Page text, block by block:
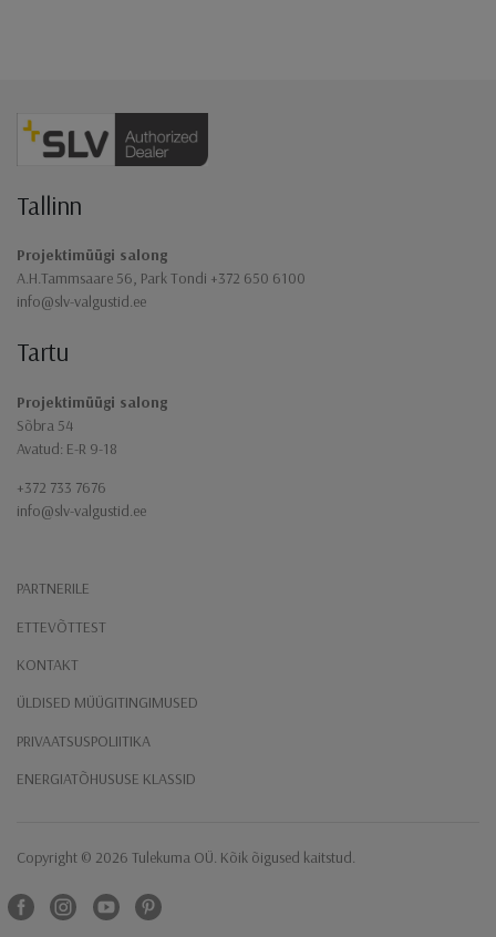
Jaluse navigatsioon
Tallinn
Projektimüügi salong
A.H.Tammsaare 56, Park Tondi +372 650 6100
info@slv-valgustid.ee
Tartu
Projektimüügi salong
Sõbra 54
Avatud: E-R 9-18
+372 733 7676
info@slv-valgustid.ee
PARTNERILE
ETTEVÕTTEST
KONTAKT
ÜLDISED MÜÜGITINGIMUSED
PRIVAATSUSPOLIITIKA
ENERGIATÕHUSUSE KLASSID
Copyright ​© 2026 Tulekuma OÜ. Kõik õigused kaitstud.